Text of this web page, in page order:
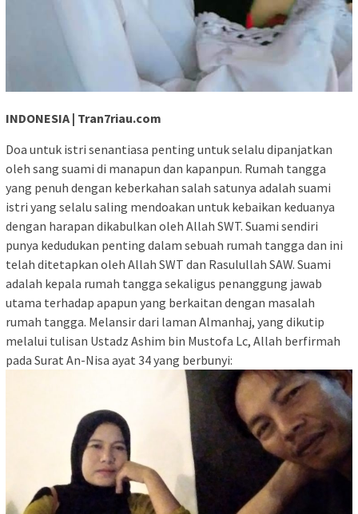
INDONESIA | Tran7riau.com
Doa untuk istri senantiasa penting untuk selalu dipanjatkan
oleh sang suami di manapun dan kapanpun. Rumah tangga
yang penuh dengan keberkahan salah satunya adalah suami
istri yang selalu saling mendoakan untuk kebaikan keduanya
dengan harapan dikabulkan oleh Allah SWT. Suami sendiri
punya kedudukan penting dalam sebuah rumah tangga dan ini
telah ditetapkan oleh Allah SWT dan Rasulullah SAW. Suami
adalah kepala rumah tangga sekaligus penanggung jawab
utama terhadap apapun yang berkaitan dengan masalah
rumah tangga. Melansir dari laman Almanhaj, yang dikutip
melalui tulisan Ustadz Ashim bin Mustofa Lc, Allah berfirmah
pada Surat An-Nisa ayat 34 yang berbunyi: